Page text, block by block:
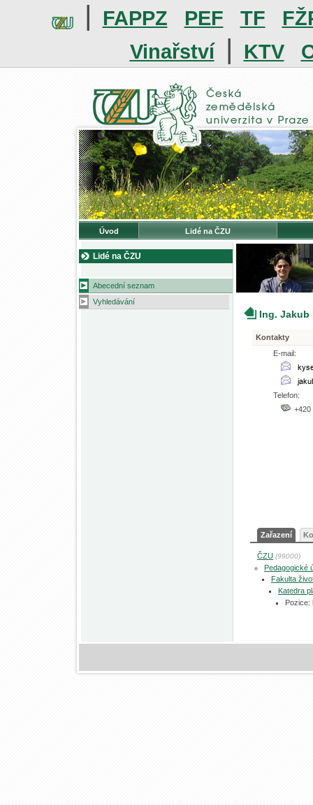
| FAPPZ PEF TF
Vinařství | KTV
Úvod Lidé na ČZU
Lidé na ČZU
Abecední seznam
Vyhledávání
Ing.
Kontakty
E-mail:
Telefon:
+420
Zařazení
ČZU (99000)
Pedagogické
Fakulta
Katedra
Pozice: